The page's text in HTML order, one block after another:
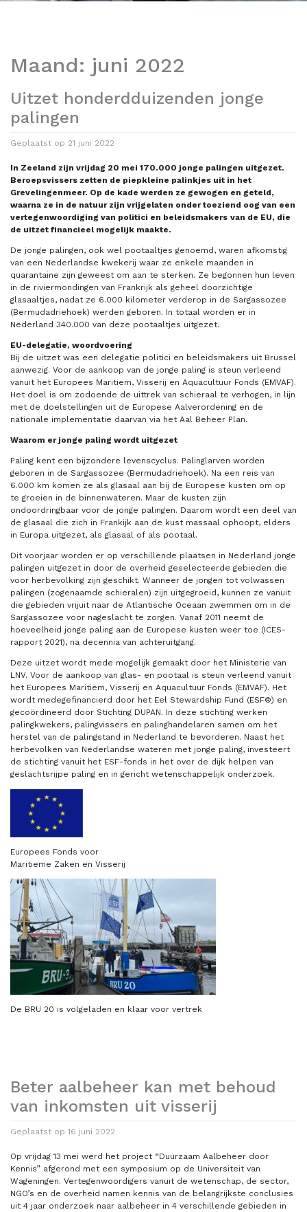
Maand: juni 2022
Uitzet honderdduizenden jonge
palingen
Geplaatst op 21 juni 2022
In Zeeland zijn vrijdag 20 mei 170.000 jonge palingen uitgezet.
Beroepsvissers zetten de piepkleine palinkjes uit in het
Grevelingenmeer. Op de kade werden ze gewogen en geteld,
waarna ze in de natuur zijn vrijgelaten onder toeziend oog van een
vertegenwoordiging van politici en beleidsmakers van de EU, die
de uitzet financieel mogelijk maakte.
De jonge palingen, ook wel pootaaltjes genoemd, waren afkomstig
van een Nederlandse kwekerij waar ze enkele maanden in
quarantaine zijn geweest om aan te sterken. Ze begonnen hun leven
in de riviermondingen van Frankrijk als geheel doorzichtige
glasaaltjes, nadat ze 6.000 kilometer verderop in de Sargassozee
(Bermudadriehoek) werden geboren. In totaal worden er in
Nederland 340.000 van deze pootaaltjes uitgezet.
EU-delegatie, woordvoering
Bij de uitzet was een delegatie politici en beleidsmakers uit Brussel
aanwezig. Voor de aankoop van de jonge paling is steun verleend
vanuit het Europees Maritiem, Visserij en Aquacultuur Fonds (EMVAF).
Het doel is om zodoende de uittrek van schieraal te verhogen, in lijn
met de doelstellingen uit de Europese Aalverordening en de
nationale implementatie daarvan via het Aal Beheer Plan.
Waarom er jonge paling wordt uitgezet
Paling kent een bijzondere levenscyclus. Palinglarven worden
geboren in de Sargassozee (Bermudadriehoek). Na een reis van
6.000 km komen ze als glasaal aan bij de Europese kusten om op
te groeien in de binnenwateren. Maar de kusten zijn
ondoordringbaar voor de jonge palingen. Daarom wordt een deel van
de glasaal die zich in Frankijk aan de kust massaal ophoopt, elders
in Europa uitgezet, als glasaal of als pootaal.
Dit voorjaar worden er op verschillende plaatsen in Nederland jonge
palingen uitgezet in door de overheid geselecteerde gebieden die
voor herbevolking zijn geschikt. Wanneer de jongen tot volwassen
palingen (zogenaamde schieralen) zijn uitgegroeid, kunnen ze vanuit
die gebieden vrijuit naar de Atlantische Oceaan zwemmen om in de
Sargassozee voor nageslacht te zorgen. Vanaf 2011 neemt de
hoeveelheid jonge paling aan de Europese kusten weer toe (ICES-
rapport 2021), na decennia van achteruitgang.
Deze uitzet wordt mede mogelijk gemaakt door het Ministerie van
LNV. Voor de aankoop van glas- en pootaal is steun verleend vanuit
het Europees Maritiem, Visserij en Aquacultuur Fonds (EMVAF). Het
wordt medegefinancierd door het Eel Stewardship Fund (ESF®) en
gecoördineerd door Stichting DUPAN. In deze stichting werken
palingkwekers, palingvissers en palinghandelaren samen om het
herstel van de palingstand in Nederland te bevorderen. Naast het
herbevolken van Nederlandse wateren met jonge paling, investeert
de stichting vanuit het ESF-fonds in het over de dijk helpen van
geslachtsrijpe paling en in gericht wetenschappelijk onderzoek.
Europees Fonds voor
Maritieme Zaken en Visserij
De BRU 20 is volgeladen en klaar voor vertrek
Beter aalbeheer kan met behoud
van inkomsten uit visserij
Geplaatst op 16 juni 2022
Op vrijdag 13 mei werd het project “Duurzaam Aalbeheer door
Kennis” afgerond met een symposium op de Universiteit van
Wageningen. Vertegenwoordigers vanuit de wetenschap, de sector,
NGO’s en de overheid namen kennis van de belangrijkste conclusies
uit 4 jaar onderzoek naar aalbeheer in 4 verschillende gebieden in